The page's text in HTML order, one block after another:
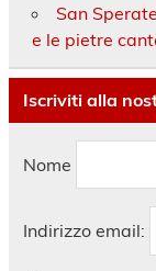
San
e le pietre
Iscriviti alla
Nome
Indirizzo email: